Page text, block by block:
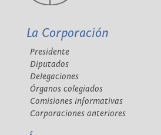
La Corporación
Presidente
Diputados
Delegaciones
Órganos colegiados
Comisiones informativas
Corporaciones anteriores